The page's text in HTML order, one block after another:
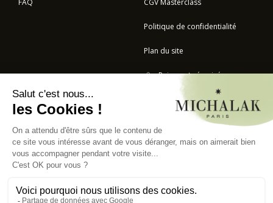
FAQ CGV Masterclass
Politique de confidentialité
Plan du site
Paiement sécurisé